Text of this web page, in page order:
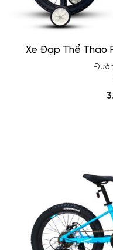
Xe Đạp Thể Thao